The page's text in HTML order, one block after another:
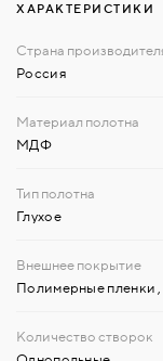
ХАРАКТЕРИСТИКИ
Россия
МДФ
Глухое
Полимерные пленки